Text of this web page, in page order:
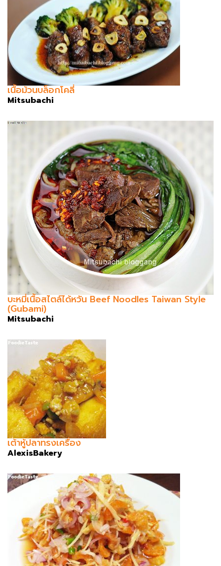
เนื้อม้วนบล็อกโคลี่
Mitsubachi
บะหมี่เนื้อสไตล์ได้หวัน Beef Noodles Taiwan Style
(Gubami)
Mitsubachi
เต้าหู้ปลาทรงเครื่อง
AlexisBakery